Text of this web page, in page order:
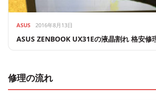
ASUS 2016年8月13日
ASUS ZENBOOK UX31Eの液晶割れ 格安修
修理の流れ